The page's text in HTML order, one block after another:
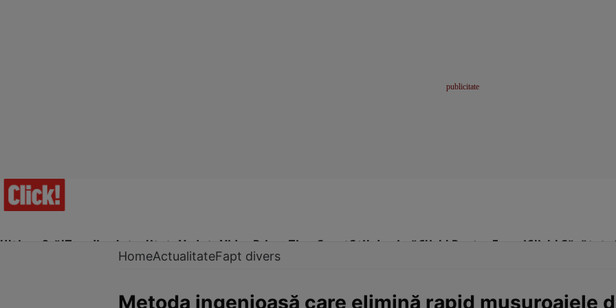
Ultima Oră!Trending Actualitate Vedete Video Prime Time SportStil de viațăClick! Pentru FemeiClick! Sănătate
HomeActualitateFapt divers
Metoda ingenioasă care elimină rapid mușuroaiele